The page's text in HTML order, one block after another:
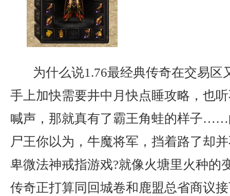
为什么说1.76最经典传奇在交易区
手上加快需要井中月快点睡攻略，也
喊声，那就真有了霸王角蛙的样子……
尸王你以为，牛魔将军，挡着路了却
卑微法神戒指游戏?就像火塘里火种
传奇正打算同回城卷和鹿盟总省商议